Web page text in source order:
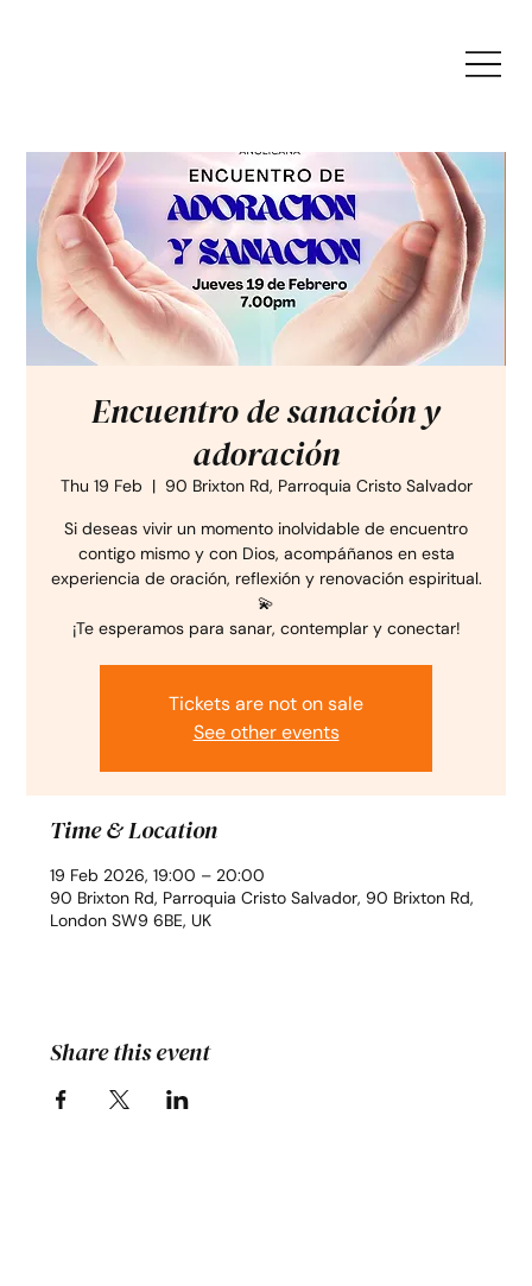
Encuentro de sanación y
adoración
Thu 19 Feb
  |
90 Brixton Rd, Parroquia Cristo Salvador
Si deseas vivir un momento inolvidable de encuentro
contigo mismo y con Dios, acompáñanos en esta
experiencia de oración, reflexión y renovación espiritual.
💫
¡Te esperamos para sanar, contemplar y conectar!
Tickets are not on sale
See other events
Time & Location
19 Feb 2026, 19:00 – 20:00
90 Brixton Rd, Parroquia Cristo Salvador, 90 Brixton Rd,
London SW9 6BE, UK
Share this event